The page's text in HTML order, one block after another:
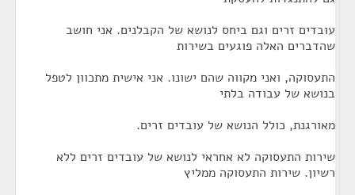
עובדים זרים וגם ביחס לנושא של הקבלנים. אני חושב
שהדברים האלה פוגעים בשירות
התעסוקה, ואני מקווה שהם ישונו. אני אישית מתכוון לטפל
בנושא של עבודה בלתי
מאורגנת, כולל הנושא של עובדים זרים.
שירות התעסוקה לא אחראי לנושא של עובדים זרים ללא
רשיון. שירות התעסוקה ממליץ